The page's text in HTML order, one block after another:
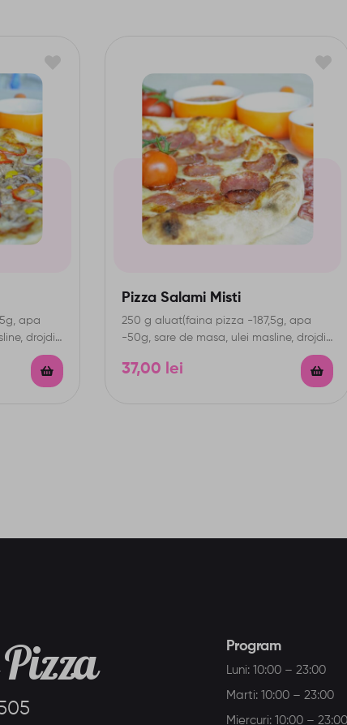
apa
drojdie
Pizza Salami Misti
250 g aluat(faina pizza -187,5g, apa
-50g, sare de masa, ulei masline, drojdie
37,00 lei
Program
Luni: 10:00 – 23:00
Marti: 10:00 – 23:00
Miercuri: 10:00 – 23:00